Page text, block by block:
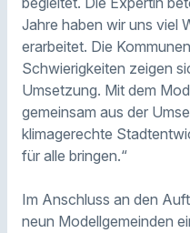
Jahre haben wir uns viel
erarbeitet. Die
Schwierigkeiten zeigen
Umsetzung. Mit dem
gemeinsam aus der
klimagerechte
für alle bringen.“
Im Anschluss an den
neun Modellgemeinden